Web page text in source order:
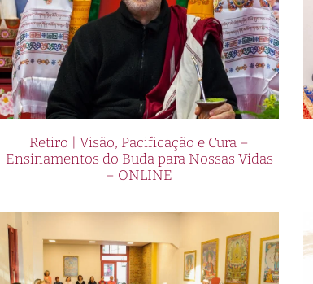
Retiro | Visão, Pacificação e Cura –
Ensinamentos do Buda para Nossas Vidas
– ONLINE